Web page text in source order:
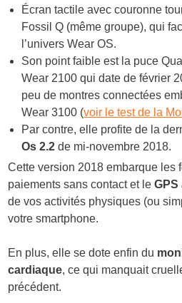
Écran tactile avec couronne
Fossil Q (même groupe), qui
l’univers Wear OS.
Son point faible est la puce
Wear 2100 qui date de février
peu de montres connectées
Wear 3100 (voir le test de la
Par contre, elle profite de la
Os 2.2 de mi-novembre 2018.
Cette version 2018 embarque les
paiements sans contact et leGPS
de vos activités physiques (ou
votre smartphone.
En plus, elle se dote enfin du
cardiaque, ce qui manquait
précédent.